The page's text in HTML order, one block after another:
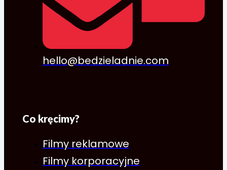
hello@bedzieladnie.com
Co kręcimy?
Filmy reklamowe
Filmy korporacyjne